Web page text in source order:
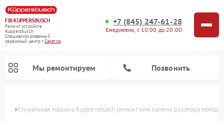
FIX-KUPPERSBUSCH
Ремонт устройств
Kuppersbusch
Специализированный
cервисный центр г.Саратов
+7 (845) 247-61-28
Ежедневно, с 10:00 до 20:00
Мы ремонтируем Позвонить
Стиральная машина Kuppersbusch ремонт или замена дозатора